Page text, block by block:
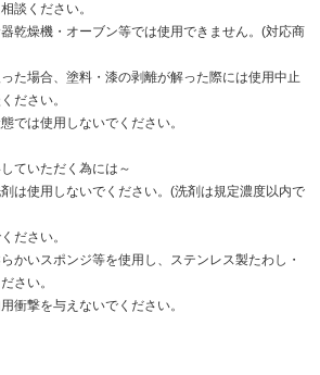
談ください。
乾燥機・オーブン等では使用できません。(対応商
た場合、塗料・漆の剥離が解った際には使用中止
ださい。
では使用しないでください。
ていただく為には～
は使用しないでください。(洗剤は規定濃度以内で
ださい。
かいスポンジ等を使用し、ステンレス製たわし・
さい。
衝撃を与えないでください。